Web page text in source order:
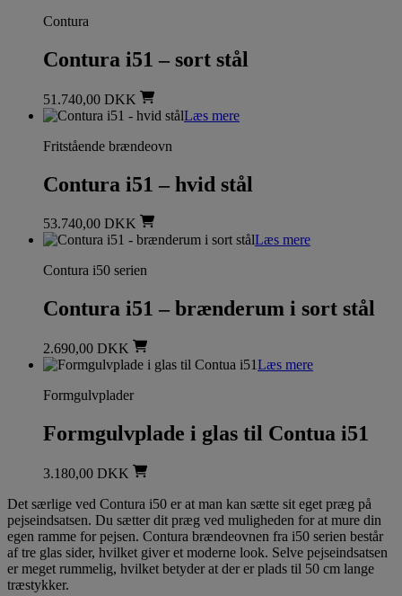
Contura
Contura i51 – sort stål
51.740,00 DKK
Læs mere
Fritstående brændeovn
Contura i51 – hvid stål
53.740,00 DKK
Læs mere
Contura i50 serien
Contura i51 – brænderum i sort stål
2.690,00 DKK
Læs mere
Formgulvplader
Formgulvplade i glas til Contua i51
3.180,00 DKK
Det særlige ved Contura i50 er at man kan sætte sit eget præg på
pejseindsatsen. Du sætter dit præg ved muligheden for at mure din
egen ramme for pejsen. Contura brændeovnen fra i50 serien består
af tre glas sider, hvilket giver et moderne look. Selve pejseindsatsen
er meget rummelig, hvilket betyder at der er plads til 50 cm lange
træstykker.